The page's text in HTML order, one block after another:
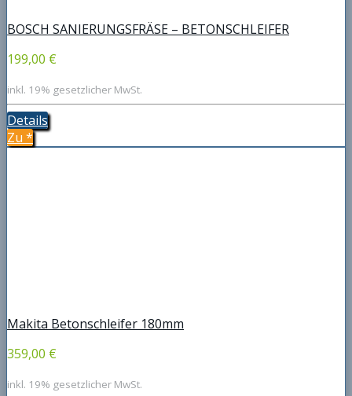
BOSCH SANIERUNGSFRÄSE – BETONSCHLEIFER
199,00 €
inkl. 19% gesetzlicher MwSt.
Details
Zu *
Makita Betonschleifer 180mm
359,00 €
inkl. 19% gesetzlicher MwSt.